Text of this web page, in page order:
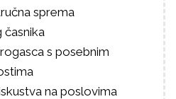
sprema
časnika
s posebnim
na poslovima